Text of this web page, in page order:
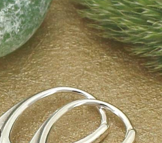
€72,95
Inkl. MwSt.